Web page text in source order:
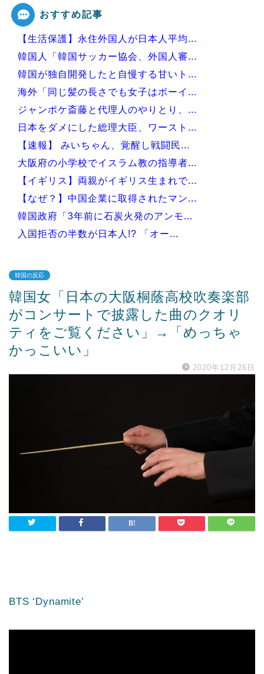
Powered by livedoor 相互RSS
おすすめ記事
【生活保護】永住外国人が日本人平均...
韓国人「韓国サッカー協会、外国人審...
韓国が独自開発したと自慢する甘いト...
海外「同じ髪の長さでも女子はボーイ...
ジャンポケ斎藤と代理人のやりとり、...
日本をダメにした総理大臣、ワースト...
【速報】 みいちゃん、覚醒し戦闘民...
大阪府の小学校でイスラム教の指導者...
【イギリス】両親がイギリス生まれで...
【なぜ？】中国企業に取得されたマン...
韓国政府「3年前に石炭火発のアンモ...
入国拒否の半数が日本人!? 「オー...
Powered by livedoor 相互RSS
韓国の反応
韓国女「日本の大阪桐蔭高校吹奏楽部
がコンサートで披露した曲のクオリ
ティをご覧ください」→「めっちゃ
かっこいい」
2020年12月26日
BTS ‘Dynamite’